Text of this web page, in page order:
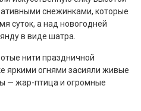
снежинками, которые
суток, а над новогодней
в виде шатра.
нити праздничной
яркими огнями засияли живые
— жар-птица и огромные